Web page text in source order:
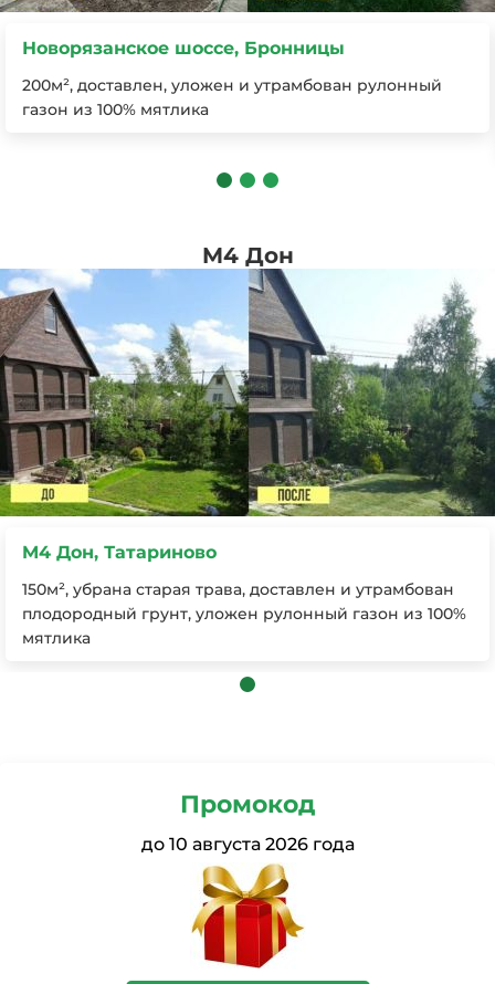
Новорязанское шоссе, Бронницы
200м², доставлен, уложен и утрамбован рулонный
газон из 100% мятлика
M4 Дон
M4 Дон, Татариново
150м², убрана старая трава, доставлен и утрамбован
плодородный грунт, уложен рулонный газон из 100%
мятлика
Промокод
до 10 августа 2026 года